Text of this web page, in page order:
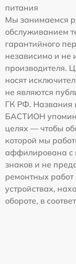
питания
Мы занимаемся
обслуживанием
гарантийного
независимо и не
производителя.
носят
не являются
ГК РФ. Названия
БАСТИОН
целях — чтобы
которой мы
аффилирована с
знаков и не
ремонтных
устройствах,
обороте, в